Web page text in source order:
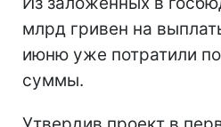
млрд гривен на
июню уже потратили
суммы.